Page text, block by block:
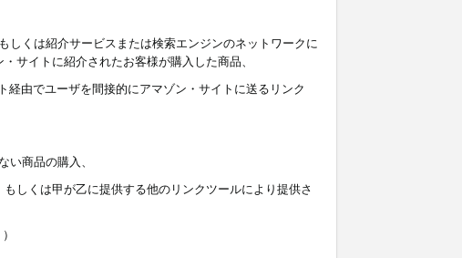
くは紹介サービスまたは検索エンジンのネットワークに
サイトに紹介されたお客様が購入した商品、
由でユーザを間接的にアマゾン・サイトに送るリンク
商品の購入、
しくは甲が乙に提供する他のリンクツールにより提供さ